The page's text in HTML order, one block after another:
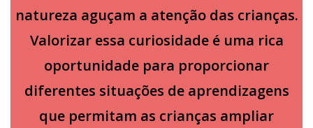
natureza aguçam a atenção das crianças.
Valorizar essa curiosidade é uma rica
oportunidade para proporcionar
diferentes situações de aprendizagens
que permitam as crianças ampliar